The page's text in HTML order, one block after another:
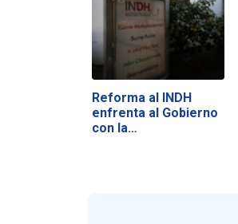
Reforma al INDH
enfrenta al Gobierno
con la…